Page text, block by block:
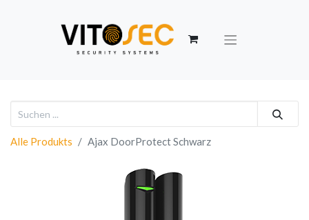
Alle Produkts Ajax DoorProtect Schwarz